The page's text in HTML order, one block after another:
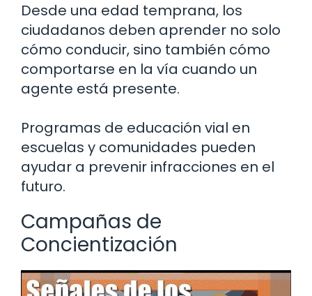
Desde una edad temprana, los
ciudadanos deben aprender no solo
cómo conducir, sino también cómo
comportarse en la vía cuando un
agente está presente.
Programas de educación vial en
escuelas y comunidades pueden
ayudar a prevenir infracciones en el
futuro.
Campañas de
Concientización